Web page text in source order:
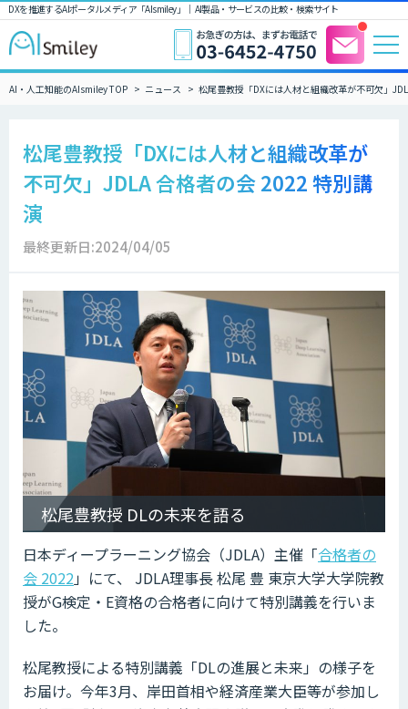
DXを推進するAIポータルメディア「AIsmiley」｜ AI製品・サービスの比較・検索サイト
AI・人工知能のAIsmiley TOP ニュース 松尾豊教授「DXには人材と組織改革が不可欠」
松尾豊教授「DXには人材と組織改革が
不可欠」JDLA 合格者の会 2022 特別講
演
最終更新日:2024/04/05
松尾豊教授 DLの未来を語る
日本ディープラーニング協会（JDLA）主催「合格者の
会 2022」にて、 JDLA理事長 松尾 豊 東京大学大学院教
授がG検定・E資格の合格者に向けて特別講義を行いま
した。
松尾教授による特別講義「DLの進展と未来」の様子を
お届け。今年3月、岸田首相や経済産業大臣等が参加し